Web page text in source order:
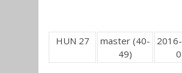
HUN 27
master (40-
49)